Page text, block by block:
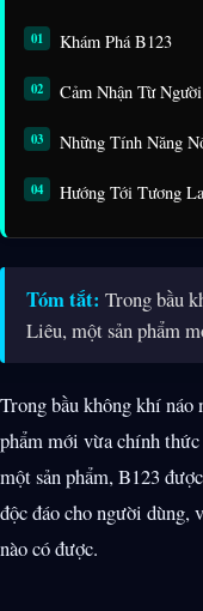
Khám Phá B123
Cảm Nhận Từ
Những Tính Năng
Hướng Tới Tương
Tóm tắt: Trong bầu
Liêu, một sản phẩm
Trong bầu không khí náo
phẩm mới vừa chính
một sản phẩm, B123
độc đáo cho người dùng,
nào có được.